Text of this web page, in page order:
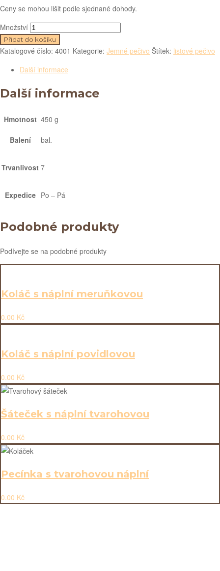
Ceny se mohou lišit podle sjednané dohody.
Množství
Přidat do košíku
Katalogové číslo: 4001 Kategorie: Jemné pečivo Štítek: listové pečivo
Další informace
Další informace
Hmotnost 450 g
Balení bal.
Trvanlivost 7
Expedice Po – Pá
Podobné produkty
Podívejte se na podobné produkty
Koláč s náplní meruňkovou
0.00 Kč
Koláč s náplní povidlovou
0.00 Kč
Šáteček s náplní tvarohovou
0.00 Kč
Pecínka s tvarohovou náplní
0.00 Kč